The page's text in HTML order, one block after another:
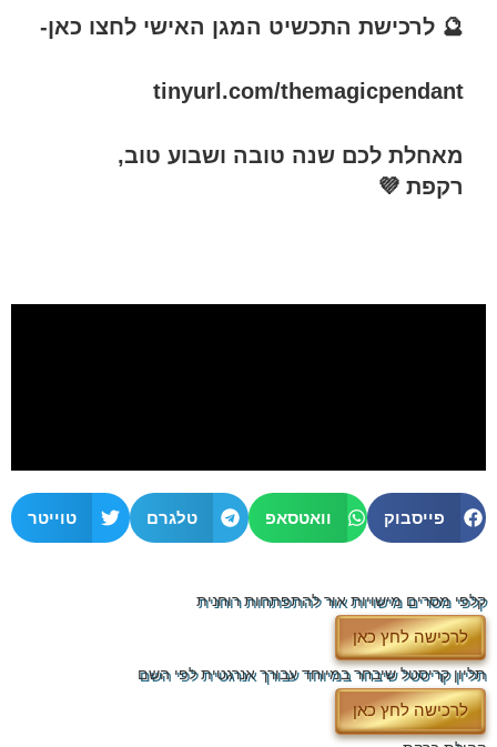
🔮 לרכישת התכשיט המגן האישי לחצו כאן-
tinyurl.com/themagicpendant
מאחלת לכם שנה טובה ושבוע טוב,
רקפת 💜
פייסבוק וואטסאפ טלגרם טוייטר
קלפי מסרים מישויות אור להתפתחות רוחנית
לרכישה לחץ כאן
תליון קריסטל שיבחר במיוחד עבורך אנרגטית לפי השם
לרכישה לחץ כאן